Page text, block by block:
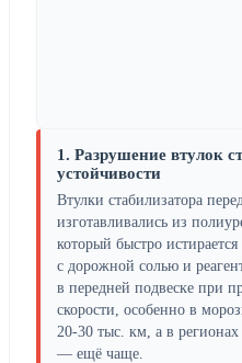
1. Разрушение втулок
устойчивости
Втулки стабилизатора
изготавливались из
который быстро
с дорожной солью и
в передней подвеске при
скорости, особенно в
20-30 тыс. км, а в
— ещё чаще.